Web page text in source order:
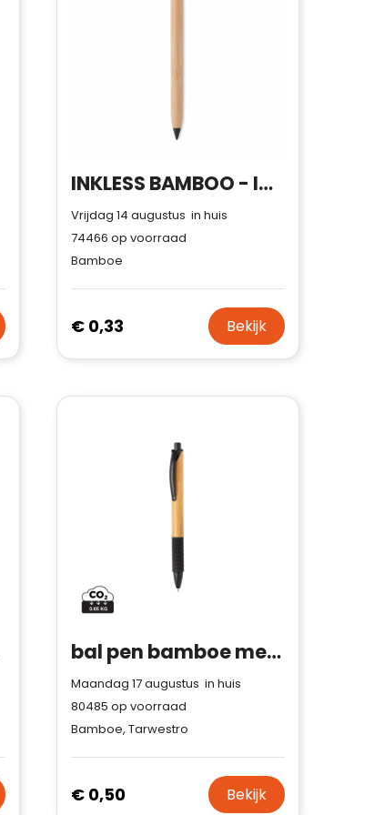
INKLESS BAMBOO - Inktloze bamboe pen
Vrijdag 14 augustus in huis
74466 op voorraad
Bamboe
€ 0,33 Bekijk
bal pen bamboe met tarwestro
Maandag 17 augustus in huis
80485 op voorraad
Bamboe, Tarwestro
€ 0,50 Bekijk